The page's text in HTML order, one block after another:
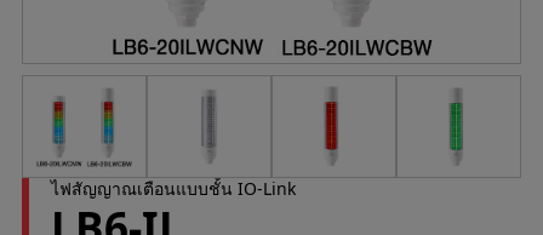
ไฟสัญญาณเตือนแบบชั้น IO-Link